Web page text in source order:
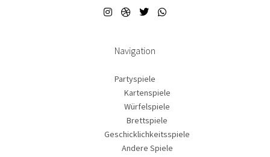
Navigation
Partyspiele
Kartenspiele
Würfelspiele
Brettspiele
Geschicklichkeitsspiele
Andere Spiele